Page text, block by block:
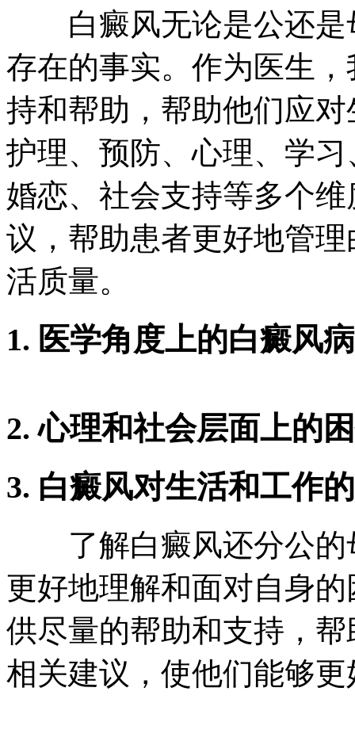
白癜风无论是公还是
存在的事实。作为医生
持和帮助，帮助他们应
护理、预防、心理、学
婚恋、社会支持等多个
议，帮助患者更好地管
活质量。
1. 医学角度上的白癜风
2. 心理和社会层面上的
3. 白癜风对生活和工作
了解白癜风还分公的
更好地理解和面对自身
供尽量的帮助和支持，
相关建议，使他们能够